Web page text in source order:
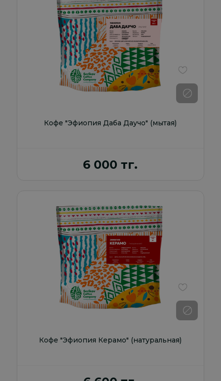
Кофе "Эфиопия Даба Даучо" (мытая)
6 000 тг.
В
Кофе "Эфиопия Керамо" (натуральная)
В